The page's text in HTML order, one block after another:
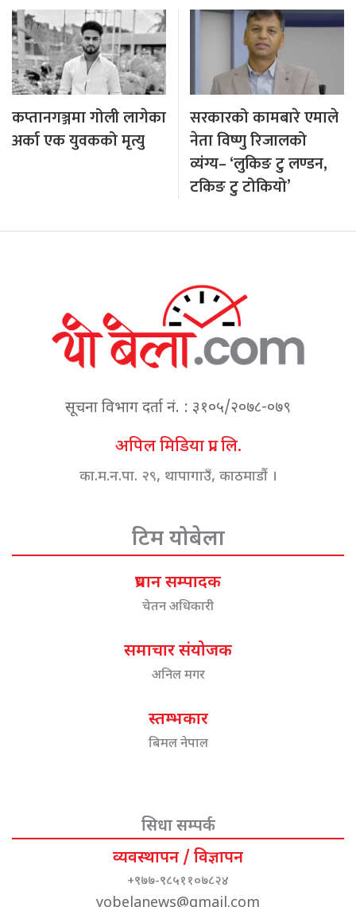
कप्तानगञ्जमा गोली लागेका
अर्का एक युवकको मृत्यु
सरकारको कामबारे एमाले
नेता विष्णु रिजालको
व्यंग्य– ‘लुकिङ टु लण्डन,
टकिङ टु टोकियो’
सूचना विभाग दर्ता नं. : ३१०५/२०७८-०७९
अपिल मिडिया प्रा. लि.
का.म.न.पा. २९, थापागाउँ, काठमाडौं ।
टिम योबेला
प्रधान सम्पादक
चेतन अधिकारी
समाचार संयोजक
अनिल मगर
स्तम्भकार
बिमल नेपाल
सिधा सम्पर्क
व्यवस्थापन / विज्ञापन
+९७७-९८५११०७८२४
yobelanews@gmail.com